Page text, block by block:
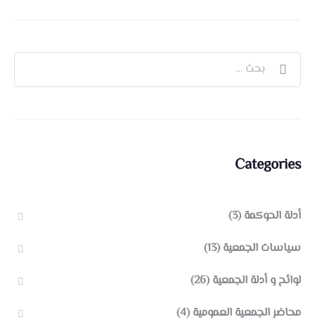
Categories
أدلة الحوكمة (3)
سياسات الجمعية (13)
لوائح و أدلة الجمعية (26)
محاضر الجمعية العمومية (4)